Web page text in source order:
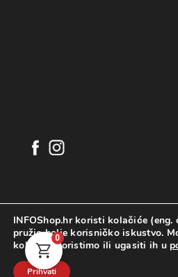
© 2026. INFOShop.hr. Sva
Configured by
INFOShop.hr koristi kolačiće
pružio bolje korisničko iskustvo.
kolačiće koristimo ili ugasiti ih u
Prihvati
0